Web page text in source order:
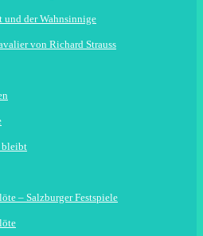
und der Wahnsinnige
von Richard Strauss
bleibt
– Salzburger Festspiele